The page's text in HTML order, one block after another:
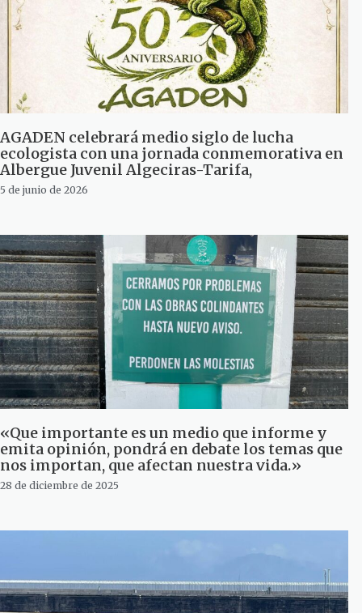
AGADEN celebrará medio siglo de lucha
ecologista con una jornada conmemorativa en
Albergue Juvenil Algeciras-Tarifa,
5 de junio de 2026
«Que importante es un medio que informe y
emita opinión, pondrá en debate los temas que
nos importan, que afectan nuestra vida.»
28 de diciembre de 2025